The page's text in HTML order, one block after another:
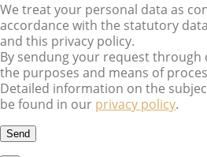
We treat your personal data as
accordance with the statutory
and this privacy policy.
By sendung your request
the purposes and means of
Detailed information on the
be found in our privacy policy.